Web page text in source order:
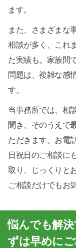
ます。
また、さまざまな
相談が多く、これ
た実績も。家族間
問題は、複雑な感
す。
当事務所では、相
聞き、そのうえで
ただきます。お電
日祝日のご相談に
取り、じっくりと
ご相談だけでもお
悩んでも解
ずは早めにご